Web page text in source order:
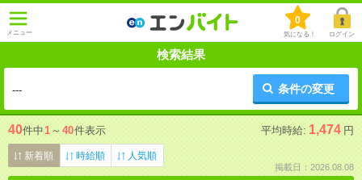
メニュー
0
気になる！ ログイン
検索結果
--- 条件の変更
40件中1 ～ 40件表示 平均時給: 1,474 円
新着順 時給順 人気順
掲載日：2026.08.08